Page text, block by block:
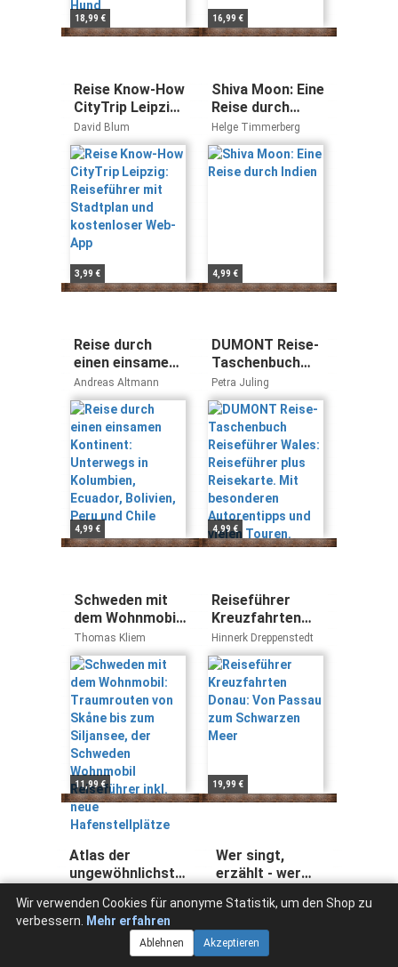
18,99 € 16,99 €
Reise Know-How
CityTrip Leipzig:
Reiseführer mit
Stadtplan und
kostenloser
Web-App
David Blum
3,99 €
Shiva Moon: Eine
Reise durch
Indien
Helge Timmerberg
4,99 €
Reise durch
einen einsamen
Kontinent:
Unterwegs in
Kolumbien,
Ecuador,
Bolivien, Peru
und Chile
Andreas Altmann
4,99 €
DUMONT Reise-
Taschenbuch
Reiseführer
Wales:
Reiseführer plus
Reisekarte. Mit
besonderen
Autorentipps
und vielen
Touren.
Petra Juling
4,99 €
Schweden mit
dem Wohnmobil:
Traumrouten
von Skåne bis
zum Siljansee,
der Schweden
Wohnmobil
Reiseführer inkl.
neue
Hafenstellplätze
Thomas Kliem
11,99 €
Reiseführer
Kreuzfahrten
Donau: Von
Passau zum
Schwarzen Meer
Hinnerk Dreppenstedt
19,99 €
Atlas der
ungewöhnlichsten
zu
verwunschenen
verlassenen
Elborough
Wer singt,
erzählt - wer
(DUMONT
Reiseabenteuer):
Eine Reise durch
Kolumbien
Wir verwenden Cookies für anonyme Statistik, um den Shop zu
verbessern.
Mehr erfahren
Ablehnen Akzeptieren